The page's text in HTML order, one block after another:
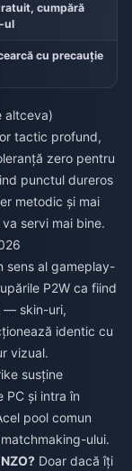
cumpără
ul
cu precauție
altceva)
tactic profund,
zero pentru
punctul dureros
metodic și mai
servi mai bine.
sens al gameplay-
P2W ca fiind
— skin-uri,
identic cu
vizual.
susține
PC și intra în
pool comun
ului.
Doar dacă îți